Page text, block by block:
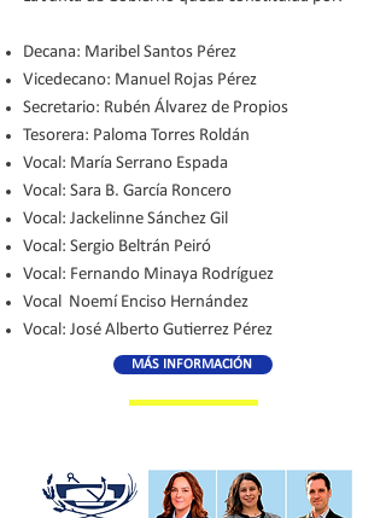
Decana: Maribel Santos Pérez
Vicedecano: Manuel Rojas Pérez
Secretario: Rubén Álvarez de Propios
Tesorera: Paloma Torres Roldán
Vocal: María Serrano Espada
Vocal: Sara B. García Roncero
Vocal: Jackelinne Sánchez Gil
Vocal: Sergio Beltrán Peiró
Vocal: Fernando Minaya Rodríguez
Vocal Noemí Enciso Hernández
Vocal: José Alberto Gutierrez Pérez
MÁS INFORMACIÓN